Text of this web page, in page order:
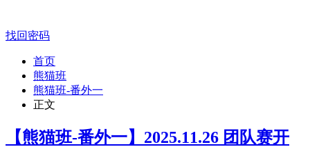
找回密码
首页
熊猫班
熊猫班-番外一
正文
【熊猫班-番外一】2025.11.26 团队赛开